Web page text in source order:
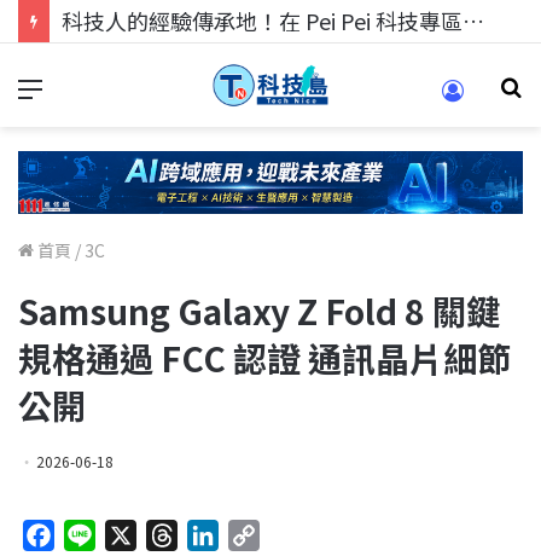
科技人的經驗傳承地！在 Pei Pei 科技專區，與學弟妹交流最硬核的技術
首頁 / 3C
Samsung Galaxy Z Fold 8 關鍵
規格通過 FCC 認證 通訊晶片細節
公開
2026-06-18